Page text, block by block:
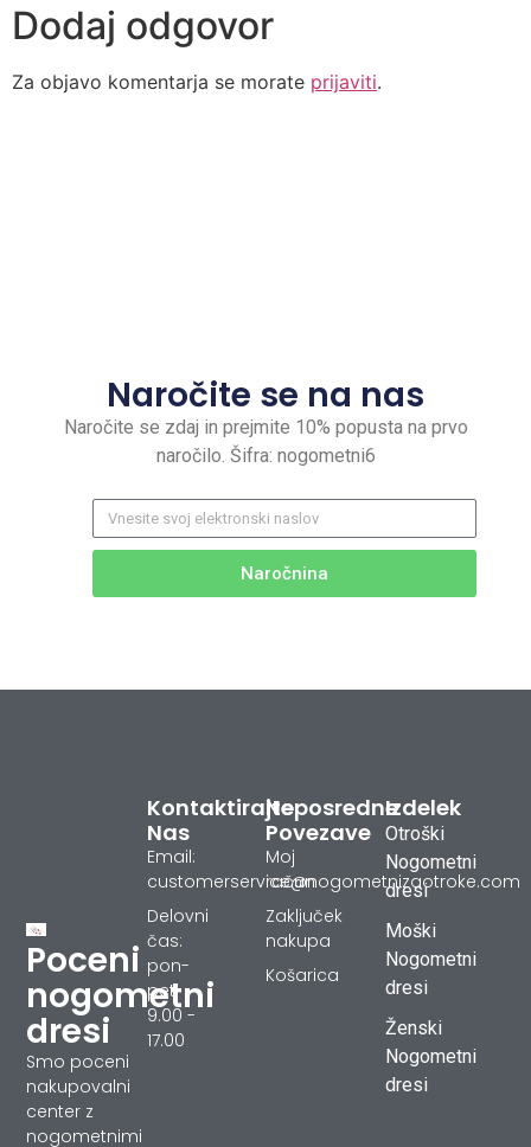
Dodaj odgovor
Za objavo komentarja se morate prijaviti.
Naročite se na nas
Naročite se zdaj in prejmite 10% popusta na prvo
naročilo. Šifra: nogometni6
Naročnina
Poceni
nogometni
dresi
Smo poceni
nakupovalni
center z
nogometnimi
Izdelek
Otroški
Nogometni
dresi
Moški
Nogometni
dresi
Ženski
Nogometni
dresi
Neposredne
Povezave
Moj
račun
Zaključek
nakupa
Košarica
Kontaktirajte
Nas
Email:
customerservice@nogometnizaotroke.com
Delovni
čas:
pon-
pet
9.00 -
17.00